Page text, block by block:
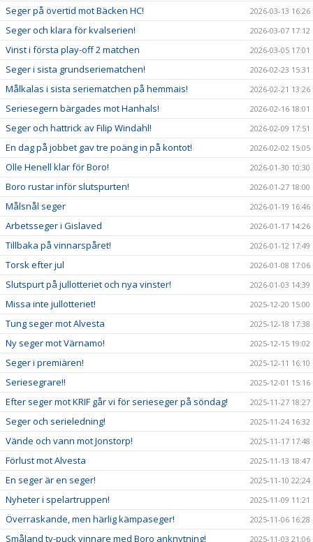
Seger på övertid mot Bäcken HC! 2026-03-13 16:26
Seger och klara för kvalserien! 2026-03-07 17:12
Vinst i första play-off 2 matchen 2026-03-05 17:01
Seger i sista grundseriematchen! 2026-02-23 15:31
Målkalas i sista seriematchen på hemmais! 2026-02-21 13:26
Seriesegern bärgades mot Hanhals! 2026-02-16 18:01
Seger och hattrick av Filip Windahl! 2026-02-09 17:51
En dag på jobbet gav tre poäng in på kontot! 2026-02-02 15:05
Olle Henell klar för Boro! 2026-01-30 10:30
Boro rustar inför slutspurten! 2026-01-27 18:00
Målsnål seger 2026-01-19 16:46
Arbetsseger i Gislaved 2026-01-17 14:26
Tillbaka på vinnarspåret! 2026-01-12 17:49
Torsk efter jul 2026-01-08 17:06
Slutspurt på jullotteriet och nya vinster! 2026-01-03 14:39
Missa inte jullotteriet! 2025-12-20 15:00
Tung seger mot Alvesta 2025-12-18 17:38
Ny seger mot Värnamo! 2025-12-15 19:02
Seger i premiären! 2025-12-11 16:10
Seriesegrare!! 2025-12-01 15:16
Efter seger mot KRIF går vi för serieseger på söndag! 2025-11-27 18:27
Seger och serieledning! 2025-11-24 16:32
Vände och vann mot Jonstorp! 2025-11-17 17:48
Förlust mot Alvesta 2025-11-13 18:47
En seger är en seger! 2025-11-10 22:24
Nyheter i spelartruppen! 2025-11-09 11:21
Överraskande, men härlig kämpaseger! 2025-11-06 16:28
Småland tv-puck vinnare med Boro anknytning! 2025-11-03 21:06